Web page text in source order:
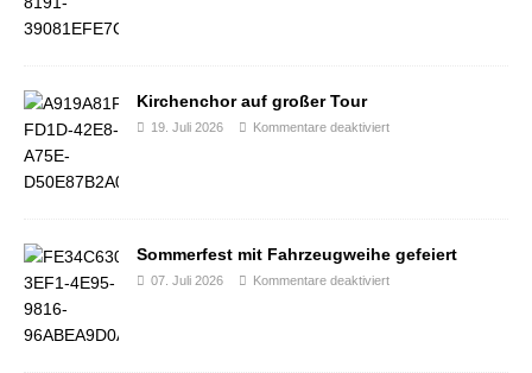
Kirchenchor auf großer Tour
19. Juli 2026 Kommentare deaktiviert
Sommerfest mit Fahrzeugweihe gefeiert
07. Juli 2026 Kommentare deaktiviert